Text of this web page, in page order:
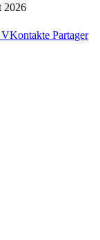
2026
VKontakte Partager